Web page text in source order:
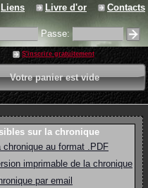
Liens Livre d'or Contacts
Passe:
S'inscrire gratuitement
Votre panier est vide
0 article
Valider votre panier
sur la chronique
chronique au format .PDF
imprimable de la chronique
par email